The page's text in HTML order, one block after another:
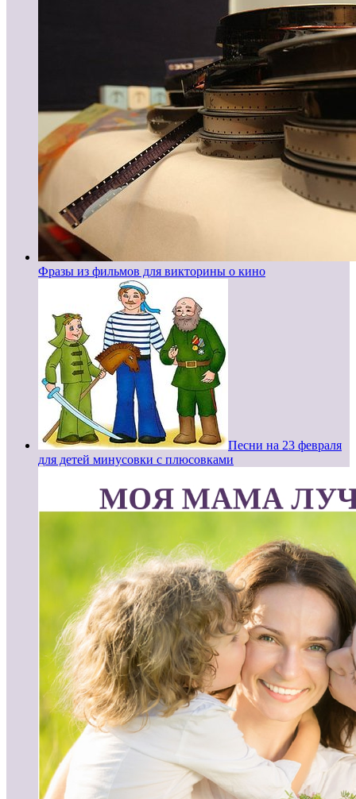
Фразы из фильмов для викторины о кино
Песни на 23 февраля
для детей минусовки с плюсовками